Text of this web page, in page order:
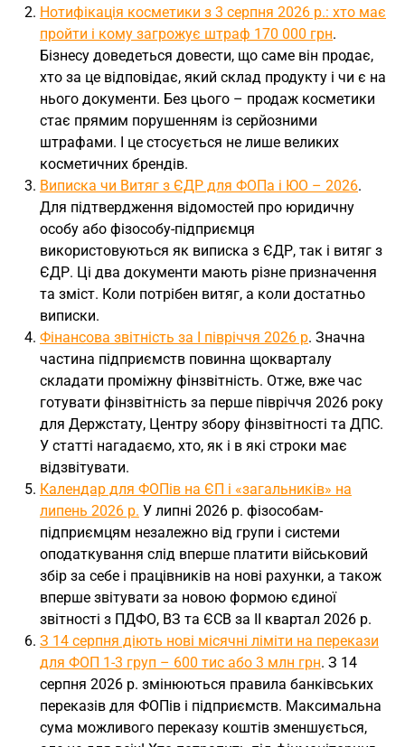
Нотифікація косметики з 3 серпня 2026 р.: хто має
пройти і кому загрожує штраф 170 000 грн.
Бізнесу доведеться довести, що саме він продає,
хто за це відповідає, який склад продукту і чи є на
нього документи. Без цього – продаж косметики
стає прямим порушенням із серйозними
штрафами. І це стосується не лише великих
косметичних брендів.
Виписка чи Витяг з ЄДР для ФОПа і ЮО – 2026.
Для підтвердження відомостей про юридичну
особу або фізособу-підприємця
використовуються як виписка з ЄДР, так і витяг з
ЄДР. Ці два документи мають різне призначення
та зміст. Коли потрібен витяг, а коли достатньо
виписки.
Фінансова звітність за І півріччя 2026 р. Значна
частина підприємств повинна щокварталу
складати проміжну фінзвітність. Отже, вже час
готувати фінзвітність за перше півріччя 2026 року
для Держстату, Центру збору фінзвітності та ДПС.
У статті нагадаємо, хто, як і в які строки має
відзвітувати.
Календар для ФОПів на ЄП і «загальників» на
липень 2026 р. У липні 2026 р. фізособам-
підприємцям незалежно від групи і системи
оподаткування слід вперше платити військовий
збір за себе і працівників на нові рахунки, а також
вперше звітувати за новою формою єдиної
звітності з ПДФО, ВЗ та ЄСВ за ІІ квартал 2026 р.
З 14 серпня діють нові місячні ліміти на перекази
для ФОП 1-3 груп – 600 тис або 3 млн грн. З 14
серпня 2026 р. змінюються правила банківських
переказів для ФОПів і підприємств. Максимальна
сума можливого переказу коштів зменшується,